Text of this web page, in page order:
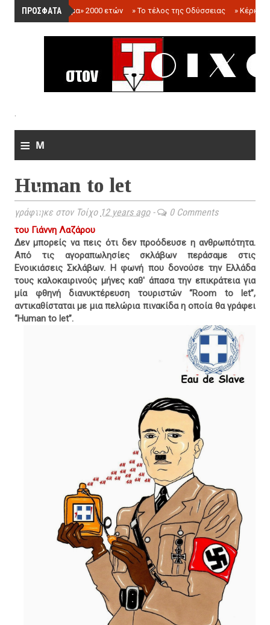
ΠΡΟΣΦΑΤΑ
»«Ολόγραμμα» 2000 ετών »Το τέλος της Οδύσσειας »
.
≡ M
n
u
Human to let
γράφτηκε στον Τοίχο 12 years ago- 0 Comments
του Γιάννη Λαζάρου
Δεν μπορείς να πεις ότι δεν προόδευσε η ανθρωπότητα.
Από τις αγοραπωλησίες σκλάβων περάσαμε στις
Ενοικιάσεις Σκλάβων. Η φωνή που δονούσε την Ελλάδα
τους καλοκαιρινούς μήνες καθ' άπασα την επικράτεια για
μία φθηνή διανυκτέρευση τουριστών “Room to let”,
αντικαθίσταται με μια πελώρια πινακίδα η οποία θα γράφει
“Human to let”.